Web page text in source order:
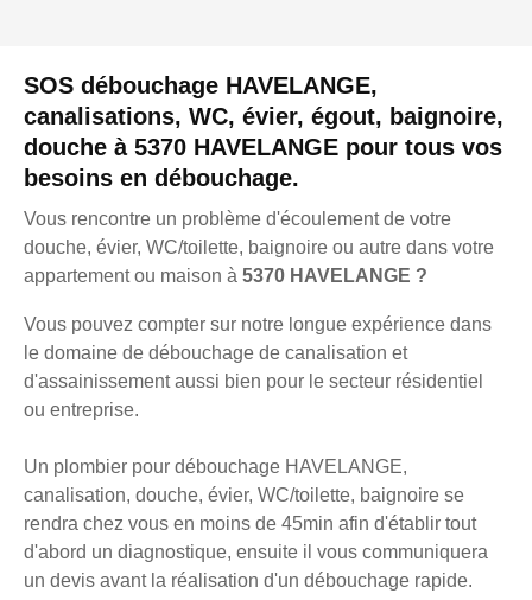
SOS débouchage HAVELANGE,
canalisations, WC, évier, égout, baignoire,
douche à 5370 HAVELANGE pour tous vos
besoins en débouchage.
Vous rencontre un problème d'écoulement de votre
douche, évier, WC/toilette, baignoire ou autre dans votre
appartement ou maison à 5370 HAVELANGE ?
Vous pouvez compter sur notre longue expérience dans
le domaine de débouchage de canalisation et
d'assainissement aussi bien pour le secteur résidentiel
ou entreprise.
Un plombier pour débouchage HAVELANGE,
canalisation, douche, évier, WC/toilette, baignoire se
rendra chez vous en moins de 45min afin d'établir tout
d'abord un diagnostique, ensuite il vous communiquera
un devis avant la réalisation d'un débouchage rapide.